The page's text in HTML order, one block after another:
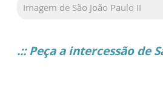
Imagem de São João Paulo II
.:: Peça a intercessão de